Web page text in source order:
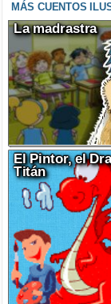
MÁS CUENTOS
La madrastra
El Pintor, el
Titán